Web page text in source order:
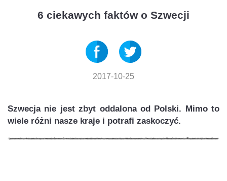
6 ciekawych faktów o Szwecji
2017-10-25
Szwecja nie jest zbyt oddalona od Polski. Mimo to
wiele różni nasze kraje i potrafi zaskoczyć.